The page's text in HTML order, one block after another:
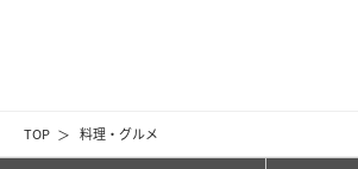
TOP 料理・グルメ